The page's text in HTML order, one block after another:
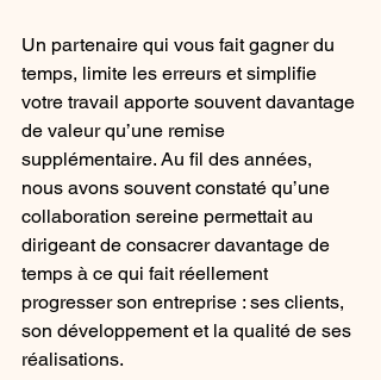
Un partenaire qui vous fait gagner du
temps, limite les erreurs et simplifie
votre travail apporte souvent davantage
de valeur qu’une remise
supplémentaire. Au fil des années,
nous avons souvent constaté qu’une
collaboration sereine permettait au
dirigeant de consacrer davantage de
temps à ce qui fait réellement
progresser son entreprise : ses clients,
son développement et la qualité de ses
réalisations.